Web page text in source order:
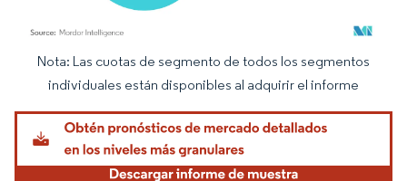
Imagen © Mordor Intelligence. El uso requiere atribución según CC BY 4.0.
Nota: Las cuotas de segmento de todos los segmentos
individuales están disponibles al adquirir el informe